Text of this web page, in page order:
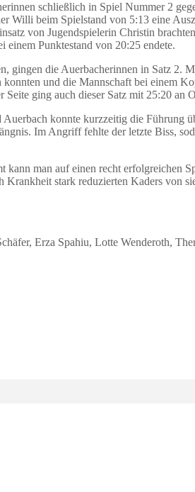
schließlich in Spiel Nummer 2
Willi beim Spielstand von 5:13 eine
von Jugendspielerin Christin
Punktestand von 20:25 endete.
gingen die Auerbacherinnen in Satz 2.
und die Mannschaft bei einem
Seite ging auch dieser Satz mit 25:20 an
konnte kurzzeitig die Führung
Im Angriff fehlte der letzte Biss,
man auf einen recht erfolgreichen
stark reduzierten Kaders von
Erza Spahiu, Lotte Wenderoth,